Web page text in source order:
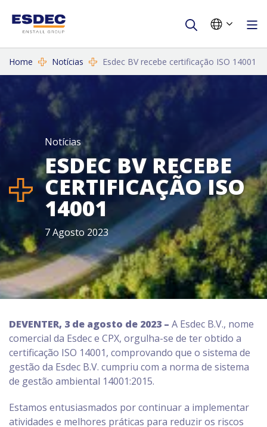
Home Notícias Esdec BV recebe certificação ISO 14001
Notícias
ESDEC BV RECEBE
CERTIFICAÇÃO ISO
14001
7 Agosto 2023
DEVENTER, 3 de agosto de 2023 – A Esdec B.V., nome
comercial da Esdec e CPX, orgulha-se de ter obtido a
certificação ISO 14001, comprovando que o sistema de
gestão da Esdec B.V. cumpriu com a norma de sistema
de gestão ambiental 14001:2015.
Estamos entusiasmados por continuar a implementar
atividades e melhores práticas para reduzir os riscos